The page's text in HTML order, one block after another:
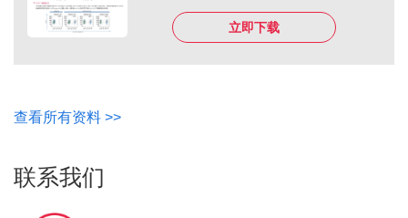
立即下载
查看所有资料 >>
联系我们